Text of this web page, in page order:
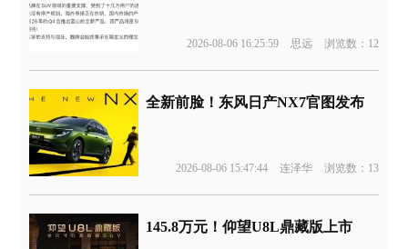
2026-08-06 16:25:59 思远 浏览数：12
全新前脸！东风日产NX7官图发布
2026-08-06 15:47:44 连泽华 浏览数：13
145.8万元！仰望U8L鼎藏版上市